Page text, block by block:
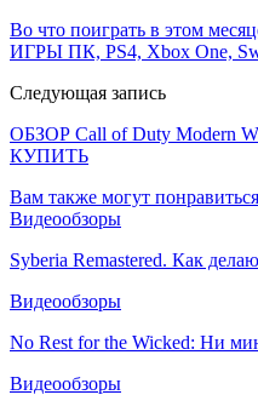
Во что поиграть в этом
ИГРЫ ПК, PS4, Xbox One,
Следующая запись
ОБЗОР Call of Duty Modern
КУПИТЬ
Вам также могут понравиться
Видеообзоры
Syberia Remastered. Как
Видеообзоры
No Rest for the Wicked: Ни
Видеообзоры